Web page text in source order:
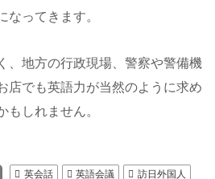
なってきます。
、地方の行政現場、警察や警備機
店でも英語力が当然のように求め
もしれません。
英会話 英語会議
訪日外国人